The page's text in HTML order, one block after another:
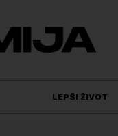
LEPŠI ŽIVOT